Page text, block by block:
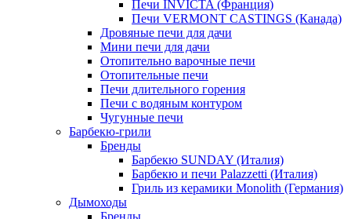
Печи INVICTA (Франция)
Печи VERMONT CASTINGS (Канада)
Дровяные печи для дачи
Мини печи для дачи
Отопительно варочные печи
Отопительные печи
Печи длительного горения
Печи с водяным контуром
Чугунные печи
Барбекю-грили
Бренды
Барбекю SUNDAY (Италия)
Барбекю и печи Palazzetti (Италия)
Гриль из керамики Monolith (Германия)
Дымоходы
Бренды